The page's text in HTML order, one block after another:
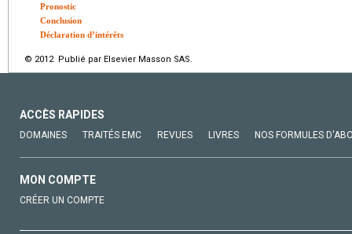
Pronostic
Conclusion
Déclaration d’intérêts
© 2012 Publié par Elsevier Masson SAS.
ACCÈS RAPIDES
DOMAINES TRAITÉS EMC REVUES LIVRES NOS FORMULES
MON COMPTE
CRÉER UN COMPTE